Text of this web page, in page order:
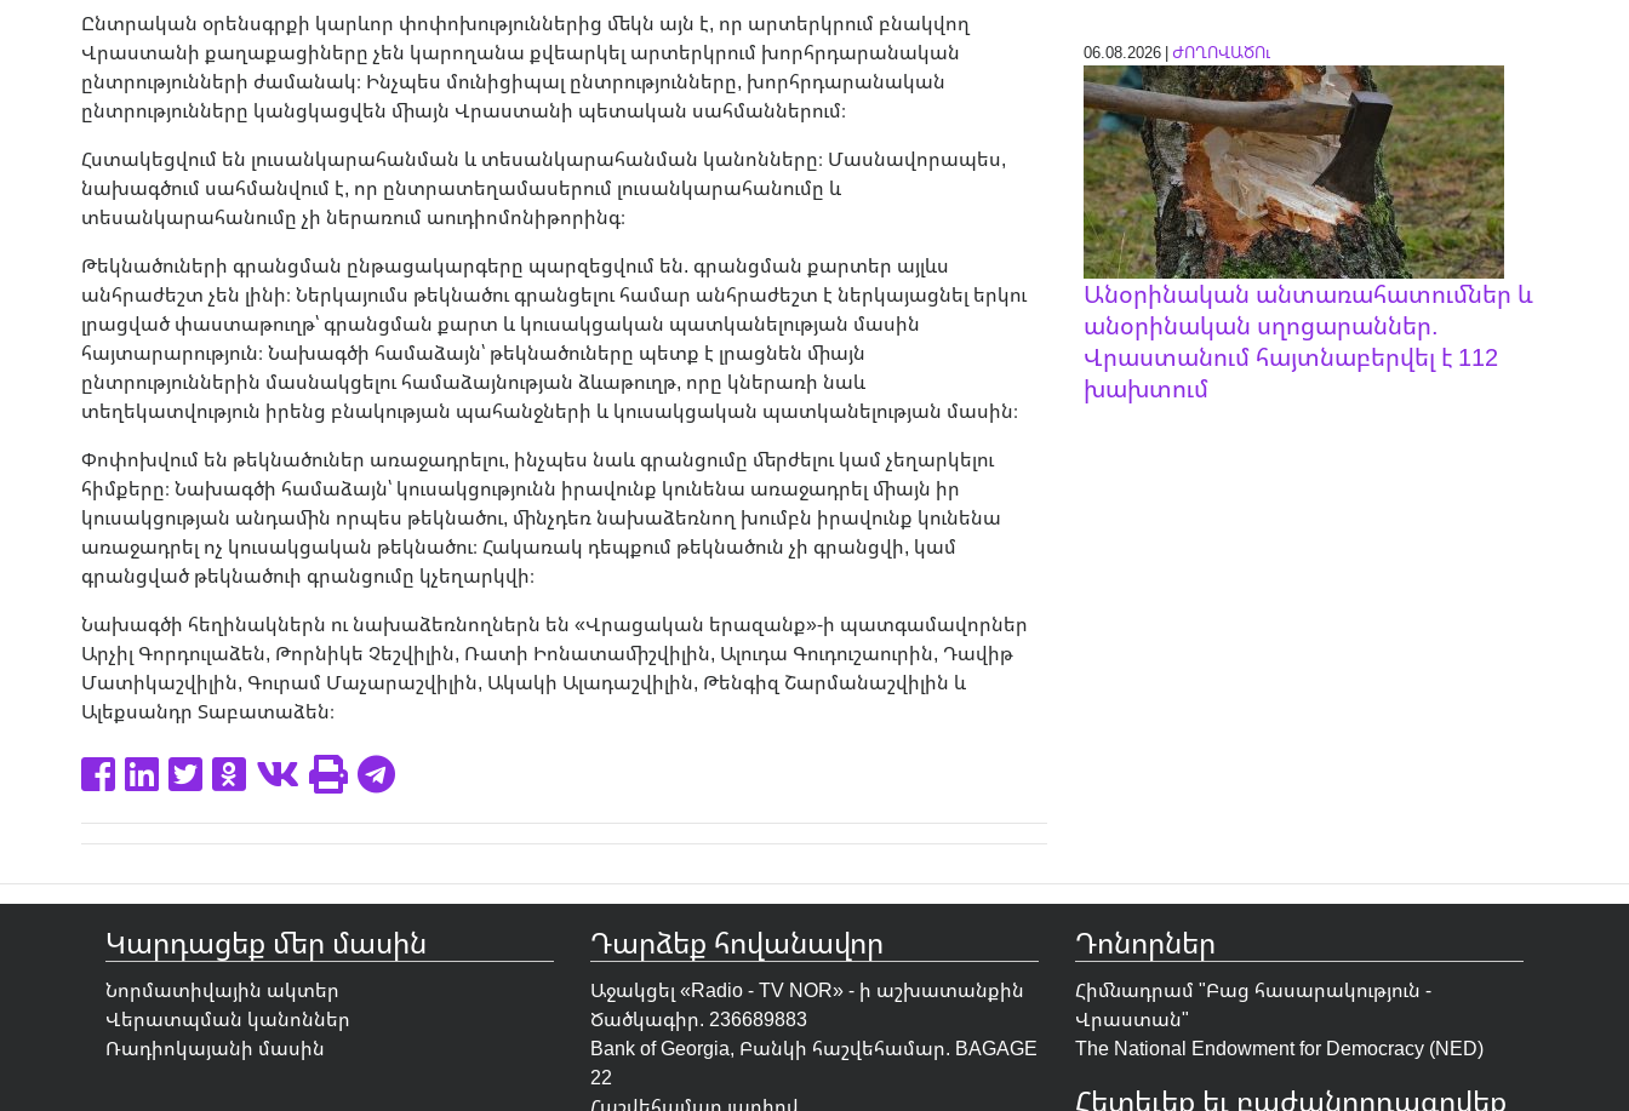
Ընտրական օրենսգրքի կարևոր փոփոխություններից մեկն այն է, որ արտերկրում բնակվող
Վրաստանի քաղաքացիները չեն կարողանա քվեարկել արտերկրում խորհրդարանական
ընտրությունների ժամանակ։ Ինչպես մունիցիպալ ընտրությունները, խորհրդարանական
ընտրությունները կանցկացվեն միայն Վրաստանի պետական ​​սահմաններում։
Հստակեցվում են լուսանկարահանման և տեսանկարահանման կանոնները։ Մասնավորապես,
նախագծում սահմանվում է, որ ընտրատեղամասերում լուսանկարահանումը և
տեսանկարահանումը չի ներառում աուդիոմոնիթորինգ։
Թեկնածուների գրանցման ընթացակարգերը պարզեցվում են. գրանցման քարտեր այլևս
անհրաժեշտ չեն լինի։ Ներկայումս թեկնածու գրանցելու համար անհրաժեշտ է ներկայացնել երկու
լրացված փաստաթուղթ՝ գրանցման քարտ և կուսակցական պատկանելության մասին
հայտարարություն։ Նախագծի համաձայն՝ թեկնածուները պետք է լրացնեն միայն
ընտրություններին մասնակցելու համաձայնության ձևաթուղթ, որը կներառի նաև
տեղեկատվություն իրենց բնակության պահանջների և կուսակցական պատկանելության մասին։
Փոփոխվում են թեկնածուներ առաջադրելու, ինչպես նաև գրանցումը մերժելու կամ չեղարկելու
հիմքերը։ Նախագծի համաձայն՝ կուսակցությունն իրավունք կունենա առաջադրել միայն իր
կուսակցության անդամին որպես թեկնածու, մինչդեռ նախաձեռնող խումբն իրավունք կունենա
առաջադրել ոչ կուսակցական թեկնածու։ Հակառակ դեպքում թեկնածուն չի գրանցվի, կամ
գրանցված թեկնածուի գրանցումը կչեղարկվի։
Նախագծի հեղինակներն ու նախաձեռնողներն են «Վրացական երազանք»-ի պատգամավորներ
Արչիլ Գորդուլաձեն, Թորնիկե Չեշվիլին, Ռատի Իոնատամիշվիլին, Ալուդա Գուդուշաուրին, Դավիթ
Մատիկաշվիլին, Գուրամ Մաչարաշվիլին, Ակակի Ալադաշվիլին, Թենգիզ Շարմանաշվիլին և
Ալեքսանդր Տաբատաձեն։
06.08.2026 |ԺՈՂՈՎԱԾՈւ
Անօրինական անտառահատումներ և
անօրինական սղոցարաններ.
Վրաստանում հայտնաբերվել է 112
խախտում
Կարդացեք մեր մասին
Նորմատիվային ակտեր
Վերատպման կանոններ
Ռադիոկայանի մասին
Դարձեք հովանավոր
Աջակցել «Radio - TV NOR» - ի աշխատանքին
Ծածկագիր. 236689883
Bank of Georgia, Բանկի հաշվեհամար. BAGAGE
22
Դոնորներ
Հիմնադրամ "Բաց հասարակություն -
Վրաստան"
The National Endowment for Democracy (NED)
Հետեւեք եւ բաժանորդագրվեք